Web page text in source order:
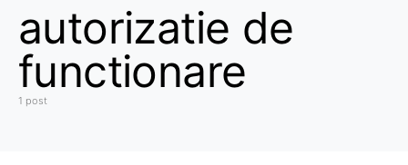
autorizatie de
functionare
1 post